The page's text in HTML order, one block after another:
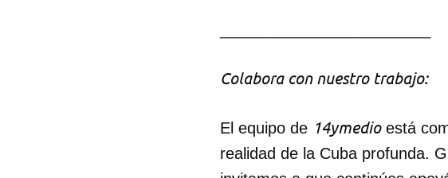
Colabora con nuestro trabajo:
El equipo de 14ymedioestá
realidad de la Cuba profunda.